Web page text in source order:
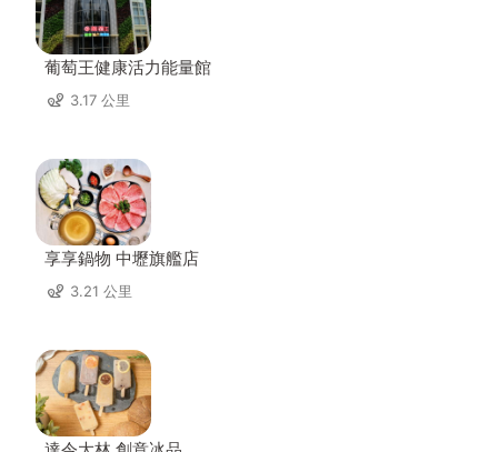
葡萄王健康活力能量館
3.17 公里
享享鍋物 中壢旗艦店
3.21 公里